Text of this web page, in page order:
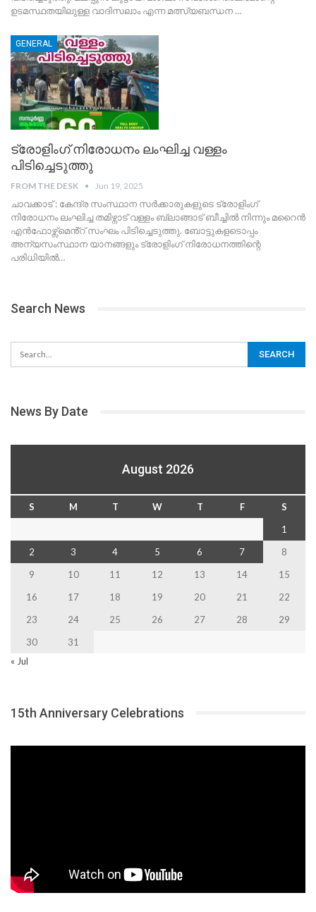
ഉടമസ്ഥതയിലുള്ള വാദിസലാം എന്ന മത്സ്യബന്ധന…
GENERAL
ട്രോളിംഗ് നിരോധനം ലംഘിച്ച വള്ളം
പിടിച്ചെടുത്തു
FROM THE DESK Jun 19, 2025
ചാവക്കാട് : കേന്ദ്ര സംസ്ഥാന സർക്കാരുകളുടെ ട്രോളിംഗ്
നിരോധനം ലംഘിച്ച തമിഴ്നാട് വള്ളം ബ്ലാങ്ങാട് ബീച്ചിൽ നിന്നും മറൈൻ
എൻഫോഴ്സ്മെൻ്റ് സംഘം പിടിച്ചെടുത്തു. ബോട്ടുകളടൊപ്പം
അന്യസംസ്ഥാന യാനങ്ങളും ട്രോളിംഗ് നിരോധനത്തിന്റെ
പരിധിയിൽ…
Search News
News By Date
August 2026
S M T W T F
S
1
2
3 4 5 6 7
8
9
10 11 12 13 14
15
16
17 18 19 20 21
22
23
24 25 26 27 28
29
30
31
« Jul
15th Anniversary Celebrations